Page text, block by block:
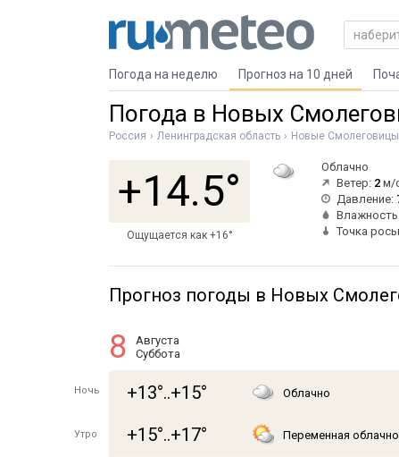
Погода на неделю Прогноз на 10 дней
Погода в Новых
Россия Ленинградская область Новые Смолеговицы
+14.5°
Ощущается как +16°
Облачно
Ветер: 2 м/
Давление:
Влажность
Точка
Прогноз погоды в Новых
8
Августа
Суббота
Ночь +13°..+15° Облачно
Утро +15°..+17° Переменная